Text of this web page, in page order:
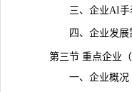
三、企业AI手表
四、企业发展
第三节 重点企业（
一、企业概况